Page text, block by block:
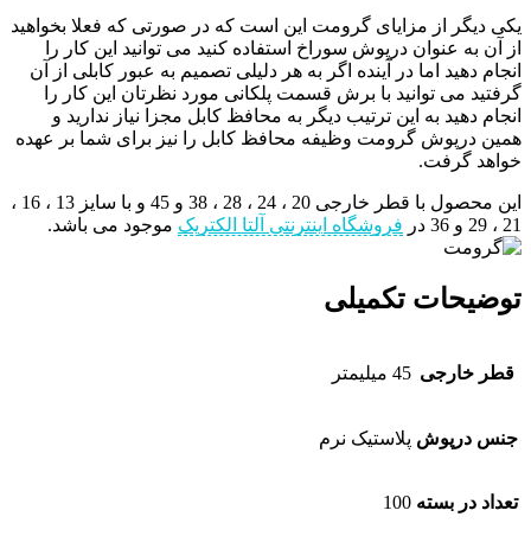
یکی دیگر از مزایای گرومت این است که در صورتی که فعلا بخواهید
از آن به عنوان درپوش سوراخ استفاده کنید می توانید این کار را
انجام دهید اما در آینده اگر به هر دلیلی تصمیم به عبور کابلی از آن
گرفتید می توانید با برش قسمت پلکانی مورد نظرتان این کار را
انجام دهید به این ترتیب دیگر به محافظ کابل مجزا نیاز ندارید و
همین درپوش گرومت وظیفه محافظ کابل را نیز برای شما بر عهده
خواهد گرفت.
این محصول با قطر خارجی 20 ، 24 ، 28 ، 38 و 45 و با سایز 13 ، 16 ،
21 ، 29 و 36 در
فروشگاه اینترنتی آلتا الکتریک موجود می باشد.
توضیحات تکمیلی
قطر خارجی 45 میلیمتر
جنس درپوش پلاستیک نرم
تعداد در بسته 100